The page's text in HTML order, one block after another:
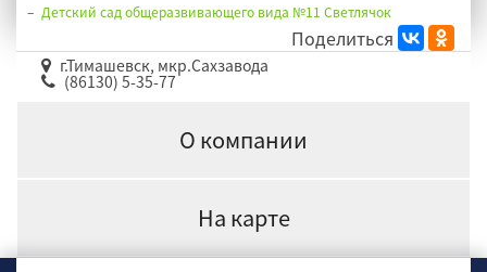
Детский сад общеразвивающего вида №11 Светлячок
Поделиться
г.Тимашевск, мкр.Сахзавода
(86130) 5-35-77
О компании
На карте